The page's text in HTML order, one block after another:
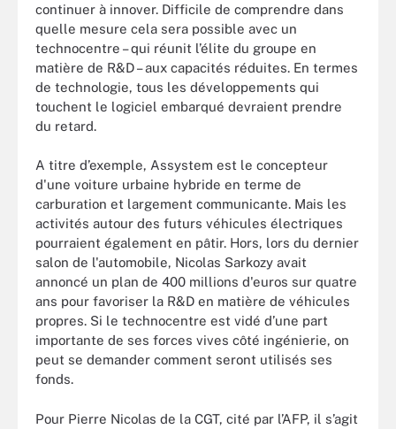
continuer à innover. Difficile de comprendre dans
quelle mesure cela sera possible avec un
technocentre – qui réunit l’élite du groupe en
matière de R&D – aux capacités réduites. En termes
de technologie, tous les développements qui
touchent le logiciel embarqué devraient prendre
du retard.
A titre d’exemple, Assystem est le concepteur
d'une voiture urbaine hybride en terme de
carburation et largement communicante. Mais les
activités autour des futurs véhicules électriques
pourraient également en pâtir. Hors, lors du dernier
salon de l'automobile, Nicolas Sarkozy avait
annoncé un plan de 400 millions d'euros sur quatre
ans pour favoriser la R&D en matière de véhicules
propres. Si le technocentre est vidé d’une part
importante de ses forces vives côté ingénierie, on
peut se demander comment seront utilisés ses
fonds.
Pour Pierre Nicolas de la CGT, cité par l’AFP, il s’agit